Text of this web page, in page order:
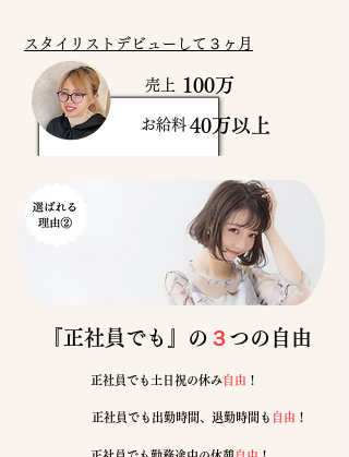
スタイリストデビューして３ヶ月
売上 100万
お給料 40万以上
『​正社員でも』の ３ つの自由
​正社員でも土日祝の休み自由 ！
​正社員でも出勤時間、退勤時間も 自由 ！